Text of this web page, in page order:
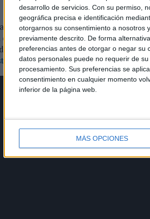
desarrollo de servicios. Con su permiso,
geográfica precisa e identificación
otorgarnos su consentimiento a nosotros
previamente descrito. De forma
preferencias antes de otorgar o negar su
datos personales puede no requerir de
procesamiento. Sus preferencias se
consentimiento en cualquier momento
inferior de la página web.
MÁS OPCIONES
anteriores, LEA escoge el sentido
de sus productos clásicos
creados para el cuidado facial y
, que ha trabajado a la par con la